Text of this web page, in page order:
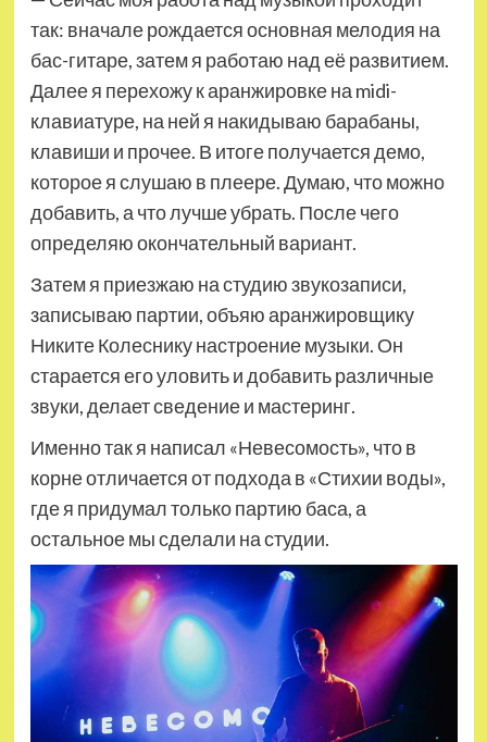
так: вначале рождается основная мелодия на
бас-гитаре, затем я работаю над её развитием.
Далее я перехожу к аранжировке на midi-
клавиатуре, на ней я накидываю барабаны,
клавиши и прочее. В итоге получается демо,
которое я слушаю в плеере. Думаю, что можно
добавить, а что лучше убрать. После чего
определяю окончательный вариант.
Затем я приезжаю на студию звукозаписи,
записываю партии, объяю аранжировщику
Никите Колеснику настроение музыки. Он
старается его уловить и добавить различные
звуки, делает сведение и мастеринг.
Именно так я написал «Невесомость», что в
корне отличается от подхода в «Стихии воды»,
где я придумал только партию баса, а
остальное мы сделали на студии.